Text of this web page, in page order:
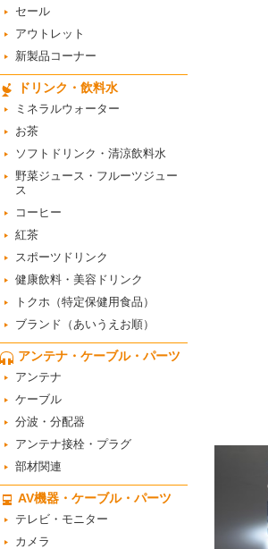
セール
アウトレット
新製品コーナー
ドリンク・飲料水
ミネラルウォーター
お茶
ソフトドリンク・清涼飲料水
野菜ジュース・フルーツジュー
ス
コーヒー
紅茶
スポーツドリンク
健康飲料・美容ドリンク
トクホ（特定保健用食品）
ブランド（あいうえお順）
アンテナ・ケーブル・パーツ
アンテナ
ケーブル
分波・分配器
アンテナ接栓・プラグ
部材関連
AV機器・ケーブル・パーツ
テレビ・モニター
カメラ